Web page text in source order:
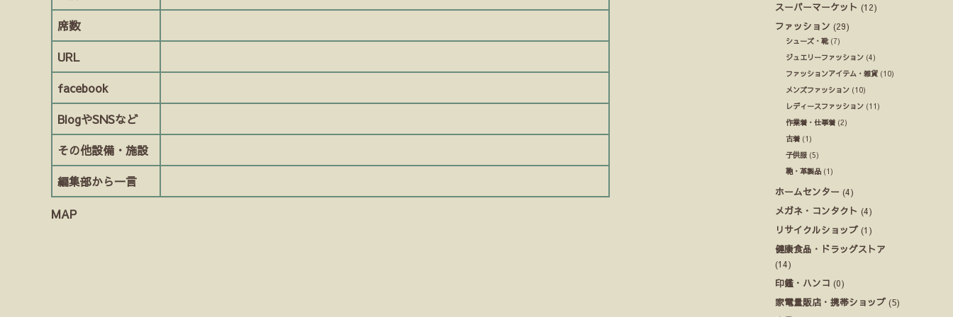
席数
URL
facebook
BlogやSNSなど
その他設備・施設
編集部から一言
MAP
スーパーマーケット (12)
ファッション (29)
シューズ・靴(7)
ジュエリーファッション (4)
ファッションアイテム・雑貨 (10)
メンズファッション (10)
レディースファッション (11)
作業着・仕事着 (2)
古着 (1)
子供服 (5)
鞄・革製品 (1)
ホームセンター (4)
メガネ・コンタクト (4)
リサイクルショップ (1)
健康食品・ドラッグストア
(14)
印鑑・ハンコ (0)
家電量販店・携帯ショップ (5)